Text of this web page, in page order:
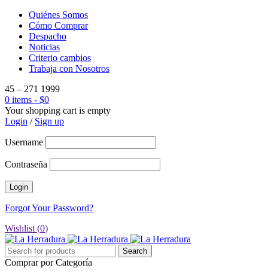
Quiénes Somos
Cómo Comprar
Despacho
Noticias
Criterio cambios
Trabaja con Nosotros
45 – 271 1999
0 items - $0
Your shopping cart is empty
Login / Sign up
Username
Contraseña
Forgot Your Password?
Wishlist (0)
Comprar por Categoría